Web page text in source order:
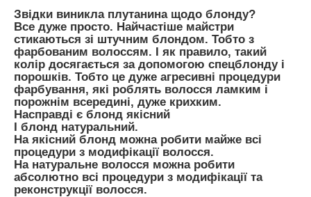
Звідки виникла плутанина щодо блонду?
Все дуже просто. Найчастіше майстри
стикаються зі штучним блондом. Тобто з
фарбованим волоссям. І як правило, такий
колір досягається за допомогою спецблонду і
порошків. Тобто це дуже агресивні процедури
фарбування, які роблять волосся ламким і
порожнім всередині, дуже крихким.
Насправді є блонд якісний
І блонд натуральний.
На якісний блонд можна робити майже всі
процедури з модифікації волосся.
На натуральне волосся можна робити
абсолютно всі процедури з модифікації та
реконструкції волосся.